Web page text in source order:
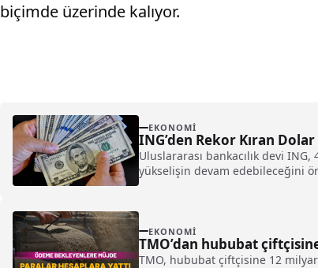
biçimde üzerinde kalıyor.
EKONOMI
ING’den Rekor Kıran
Uluslararası bankacılık devi
yükselişin devam edebileceğini
EKONOMI
TMO’dan hububat
TMO, hububat çiftçisine 12